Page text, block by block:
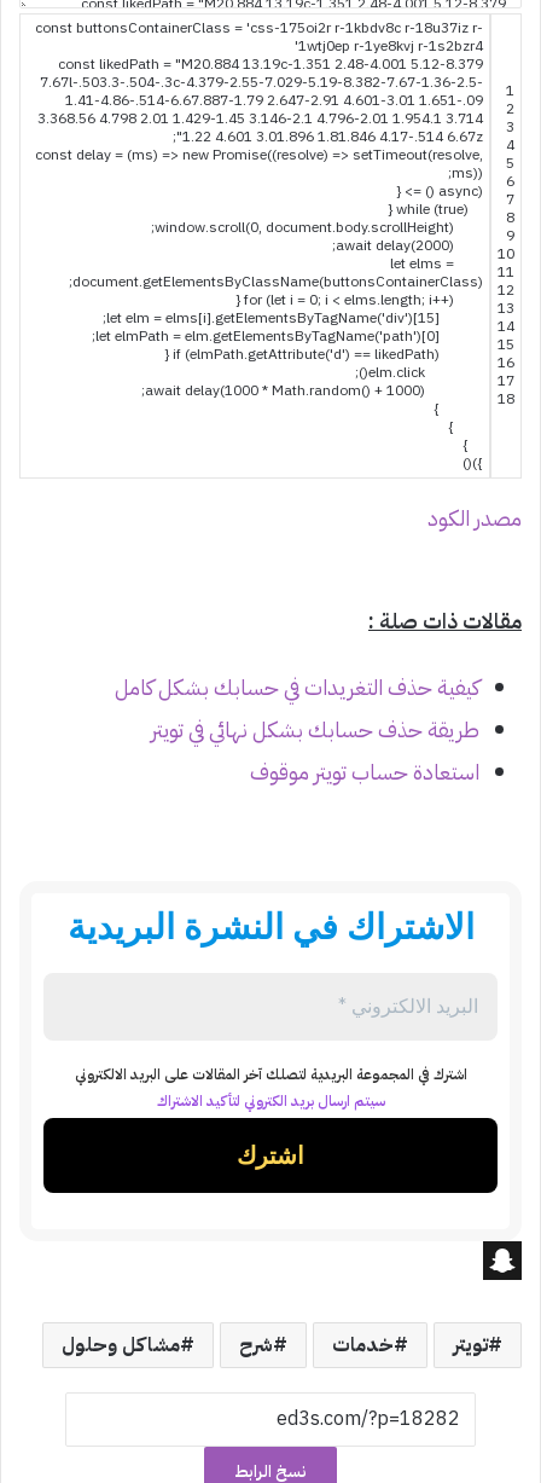
1
2
3
4
5
6
7
8
9
10
11
12
13
14
15
16
17
18
constbuttonsContainerClass ='css-175oi2r r-1kbdv8c r-18u37iz r-
1wtj0ep r-1ye8kvj r-1s2bzr4'
constlikedPath ="M20.884 13.19c-1.351 2.48-4.001 5.12-8.379
7.67l-.503.3-.504-.3c-4.379-2.55-7.029-5.19-8.382-7.67-1.36-2.5-
1.41-4.86-.514-6.67.887-1.79 2.647-2.91 4.601-3.01 1.651-.09
3.368.56 4.798 2.01 1.429-1.45 3.146-2.1 4.796-2.01 1.954.1 3.714
1.22 4.601 3.01.896 1.81.846 4.17-.514 6.67z"
;
const delay= (ms) => newPromise((resolve) => setTimeout(resolve,
ms))
;
(
async
(
)
=
>
{
while (true)
{
window.scroll(0, document.body.scrollHeight)
;
await delay(2000)
;
letelms =
document.getElementsByClassName(buttonsContainerClass)
;
for (leti = 0; i < elms.length; i++)
{
letelm =elms[i].getElementsByTagName('div')[15]
;
letelmPath =elm.getElementsByTagName('path')[0]
;
if (elmPath.getAttribute('d') ==likedPath)
{
elm.click
(
)
;
await delay(1000*Math.random() +1000)
;
}
}
}
}
)
(
)
مصدر الكود
مقالات ذات صلة :
كيفية حذف التغريدات في حسابك بشكل كامل
طريقة حذف حسابك بشكل نهائي في تويتر
استعادة حساب تويتر موقوف
الاشتراك في النشرة البريدية
اشترك في المجموعة البريدية لتصلك آخر المقالات على البريد الالكتروني
سيتم ارسال بريد الكتروني لتأكيد الاشتراك
a
تويتر خدمات شرح مشاكل وحلول
نسخ الرابط